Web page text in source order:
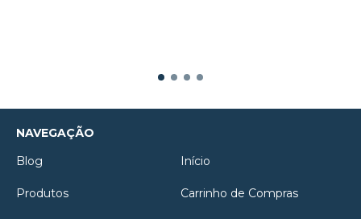
NAVEGAÇÃO
Blog
Início
Produtos Carrinho de Compras